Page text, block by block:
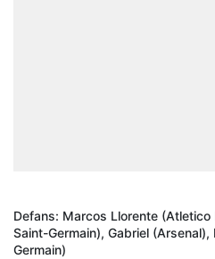
Defans: Marcos Llorente
Saint-Germain), Gabriel
Germain)